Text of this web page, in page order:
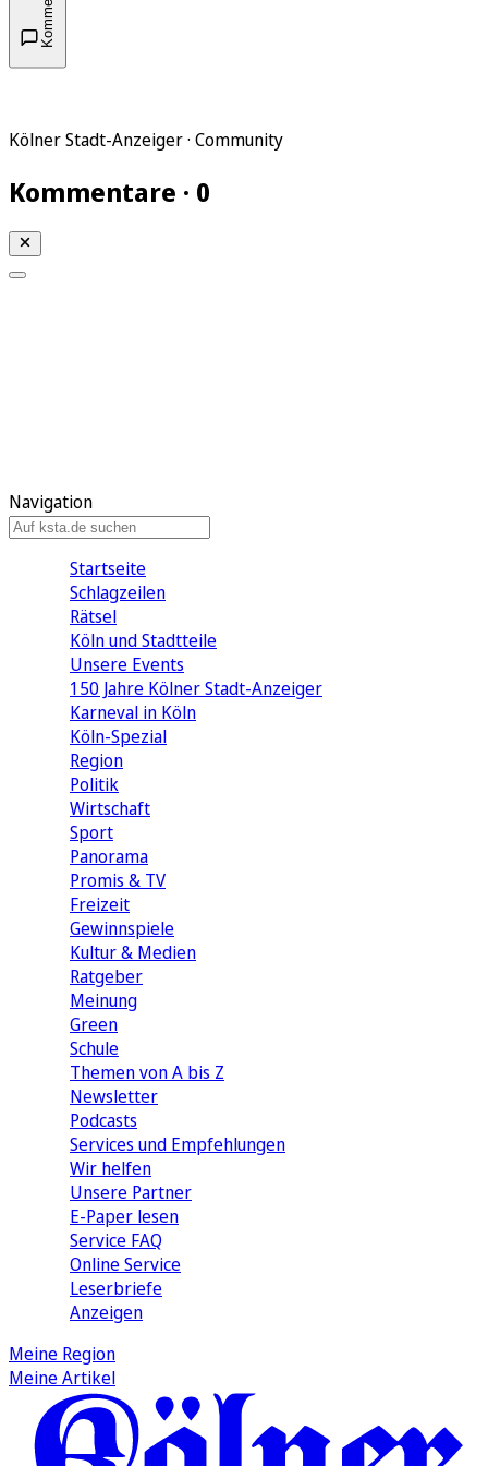
Kölner Stadt-Anzeiger · Community
Kommentare · 0
Navigation
Startseite
Schlagzeilen
Rätsel
Köln und Stadtteile
Unsere Events
150 Jahre Kölner Stadt-Anzeiger
Karneval in Köln
Köln-Spezial
Region
Politik
Wirtschaft
Sport
Panorama
Promis & TV
Freizeit
Gewinnspiele
Kultur & Medien
Ratgeber
Meinung
Green
Schule
Themen von A bis Z
Newsletter
Podcasts
Services und Empfehlungen
Wir helfen
Unsere Partner
E-Paper lesen
Service FAQ
Online Service
Leserbriefe
Anzeigen
Meine Region
Meine Artikel